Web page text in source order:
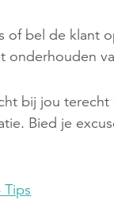
bel de klant
onderhouden
bij jou
Bied je
Tips